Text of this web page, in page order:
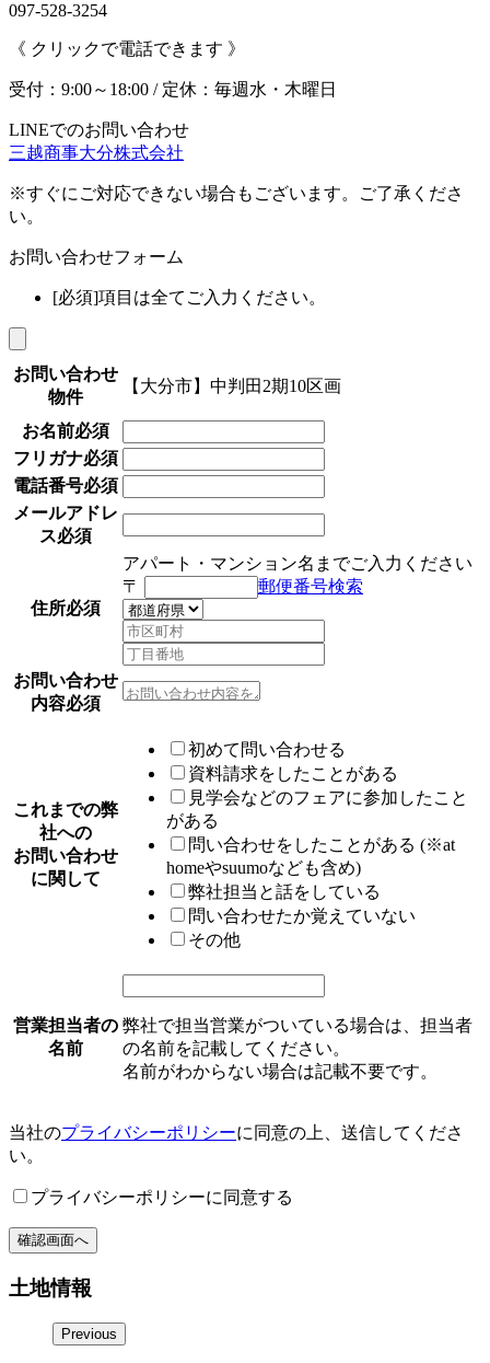
097-528-3254
《 クリックで電話できます 》
受付：9:00～18:00 / 定休：毎週水・木曜日
LINEでのお問い合わせ
三越商事大分株式会社
※すぐにご対応できない場合もございます。ご了承くださ
い。
お問い合わせフォーム
[必須]項目は全てご入力ください。
お問い合わせ
物件
【大分市】中判田2期10区画
お名前必須
フリガナ必須
電話番号必須
メールアドレ
ス必須
住所必須
アパート・マンション名までご入力ください
〒
郵便番号検索
お問い合わせ
内容必須
これまでの弊
社への
お問い合わせ
に関して
初めて問い合わせる
資料請求をしたことがある
見学会などのフェアに参加したこと
がある
問い合わせをしたことがある (※at
homeやsuumoなども含め)
弊社担当と話をしている
問い合わせたか覚えていない
その他
営業担当者の
名前
弊社で担当営業がついている場合は、担当者
の名前を記載してください。
名前がわからない場合は記載不要です。
当社のプライバシーポリシーに同意の上、送信してくださ
い。
プライバシーポリシーに同意する
確認画面へ
土地情報
Previous